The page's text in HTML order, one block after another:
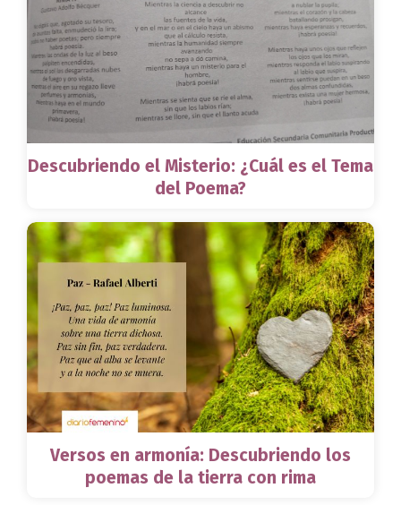
Descubriendo el Misterio: ¿Cuál es el Tema
del Poema?
Versos en armonía: Descubriendo los
poemas de la tierra con rima